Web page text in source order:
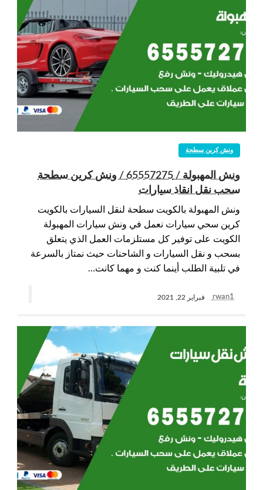
ونش كرين سطحة
ونش المهبولة / 65557275 / ونش كرين سطحة
سحب نقل انقاذ سيارات
ونش المهبولة بالكويت سطحة لنقل السيارات بالكويت
كرين سحي سيارات نعمل في ونش سيارات المهبولة
الكويت على توفير كل مستلزمات العمل الذي يتعلق
بسحب و نقل السيارات و الشاحنات حيث نمتاز بالسرعة
في تلبية الطلب أينما كنت و مهما كانت…
rwan1 فبراير 22, 2021